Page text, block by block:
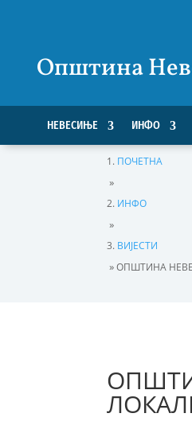
Општина
НЕВЕСИЊЕ ИНФО
ПОЧЕТНА
»
ИНФО
»
ВИЈЕСТИ
»ОПШТИНА